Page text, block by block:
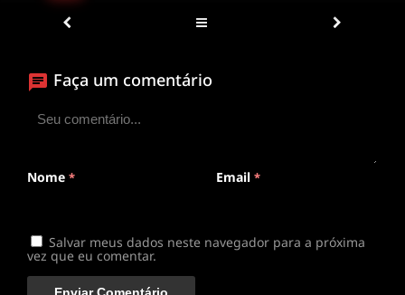
Clique para assistir
Faça um comentário
Nome * Email *
Salvar meus dados neste navegador para a próxima
vez que eu comentar.